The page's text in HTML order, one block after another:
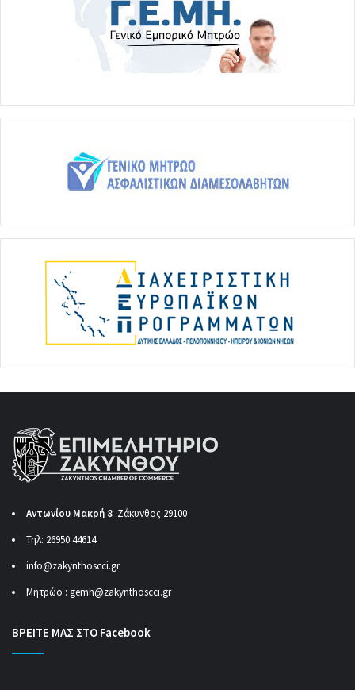
Αντωνίου Μακρή 8 Ζάκυνθος 29100
Τηλ: 26950 44614
info@zakynthoscci.gr
Μητρώο : gemh@zakynthoscci.gr
ΒΡΕΙΤΕ ΜΑΣ ΣΤΟ Facebook